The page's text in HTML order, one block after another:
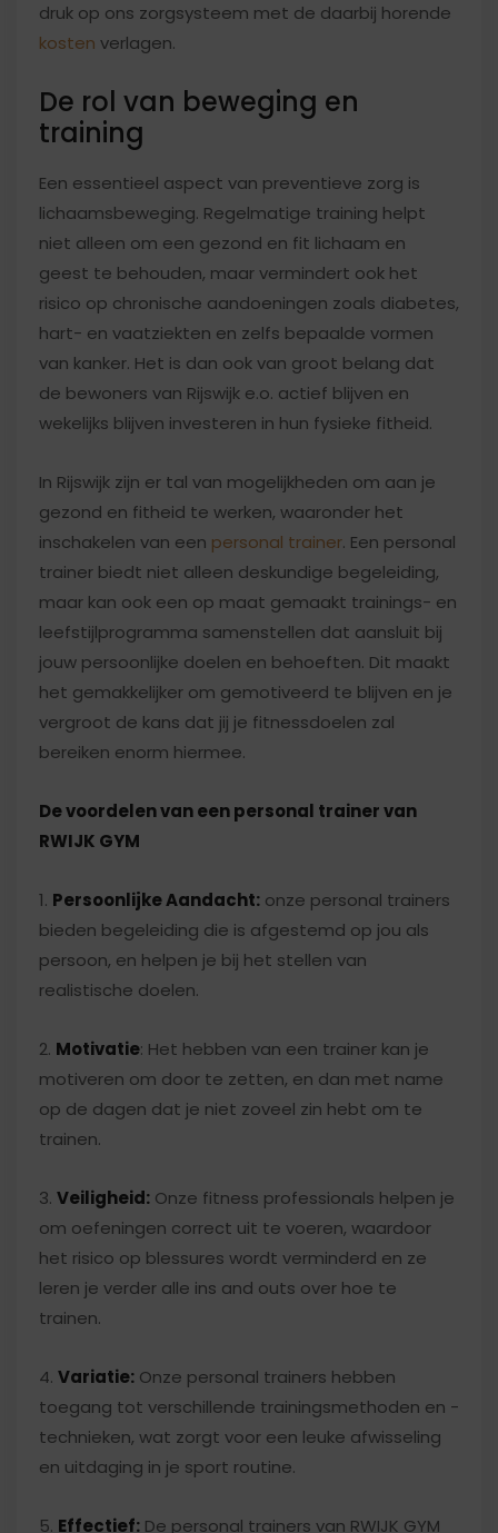
druk op ons zorgsysteem met de daarbij horende
kosten verlagen.
De rol van beweging en
training
Een essentieel aspect van preventieve zorg is
lichaamsbeweging. Regelmatige training helpt
niet alleen om een gezond en fit lichaam en
geest te behouden, maar vermindert ook het
risico op chronische aandoeningen zoals diabetes,
hart- en vaatziekten en zelfs bepaalde vormen
van kanker. Het is dan ook van groot belang dat
de bewoners van Rijswijk e.o. actief blijven en
wekelijks blijven investeren in hun fysieke fitheid.
In Rijswijk zijn er tal van mogelijkheden om aan je
gezond en fitheid te werken, waaronder het
inschakelen van een personal trainer. Een personal
trainer biedt niet alleen deskundige begeleiding,
maar kan ook een op maat gemaakt trainings- en
leefstijlprogramma samenstellen dat aansluit bij
jouw persoonlijke doelen en behoeften. Dit maakt
het gemakkelijker om gemotiveerd te blijven en je
vergroot de kans dat jij je fitnessdoelen zal
bereiken enorm hiermee.
De voordelen van een personal trainer van
RWIJK GYM
1. Persoonlijke Aandacht: onze personal trainers
bieden begeleiding die is afgestemd op jou als
persoon, en helpen je bij het stellen van
realistische doelen.
2. Motivatie: Het hebben van een trainer kan je
motiveren om door te zetten, en dan met name
op de dagen dat je niet zoveel zin hebt om te
trainen.
3. Veiligheid: Onze fitness professionals helpen je
om oefeningen correct uit te voeren, waardoor
het risico op blessures wordt verminderd en ze
leren je verder alle ins and outs over hoe te
trainen.
4. Variatie: Onze personal trainers hebben
toegang tot verschillende trainingsmethoden en -
technieken, wat zorgt voor een leuke afwisseling
en uitdaging in je sport routine.
5. Effectief: De personal trainers van RWIJK GYM